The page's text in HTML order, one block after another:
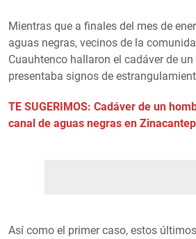
Mientras que a finales del mes de
aguas negras, vecinos de la
Cuauhtenco hallaron el cadáver de
presentaba signos de
TE SUGERIMOS: Cadáver de un
canal de aguas negras en
Así como el primer caso, estos